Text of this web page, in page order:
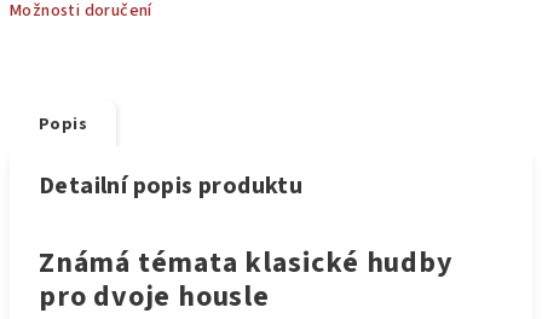
Možnosti doručení
Popis
Detailní popis produktu
Známá témata klasické hudby
pro dvoje housle